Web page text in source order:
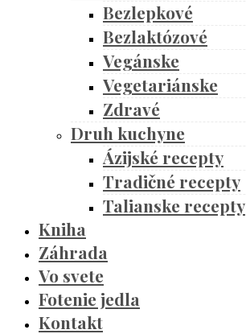
Bezlepkové
Bezlaktózové
Vegánske
Vegetariánske
Zdravé
Druh kuchyne
Ázijské recepty
Tradičné recepty
Talianske recepty
Kniha
Záhrada
Vo svete
Fotenie jedla
Kontakt